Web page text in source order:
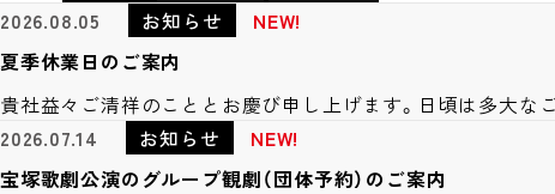
2026.08.05
お知らせ
NEW!
夏季休業日のご案内
貴社益々ご清祥のこととお慶び申し上げます。日頃は多大な
2026.07.14
お知らせ
NEW!
宝塚歌劇公演のグループ観劇（団体予約）のご案内